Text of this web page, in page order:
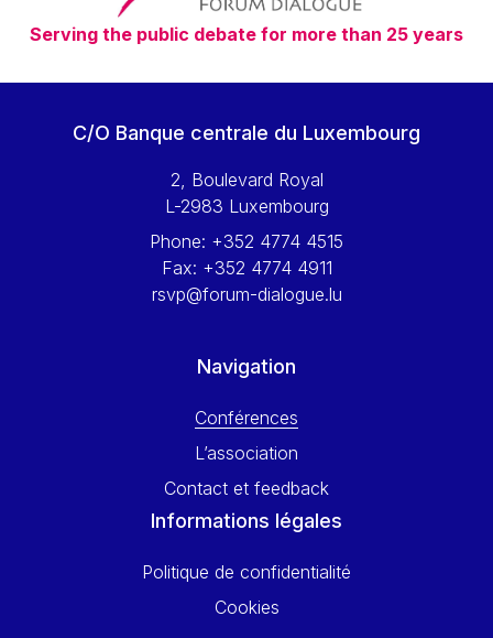
Vítor Manuel da Silva Caldeira
Viviane Reding
Walter Hagg
Wolfgang Ketterle
Yossi Beillin
Yves FRANCHET
Serving the public debate for more than 25 years
C/O Banque centrale du Luxembourg
2, Boulevard Royal
L-2983 Luxembourg
Phone: +352 4774 4515
Fax: +352 4774 4911
rsvp@forum-dialogue.lu
Navigation
Conférences
L’association
Contact et feedback
Informations légales
Politique de confidentialité
Cookies